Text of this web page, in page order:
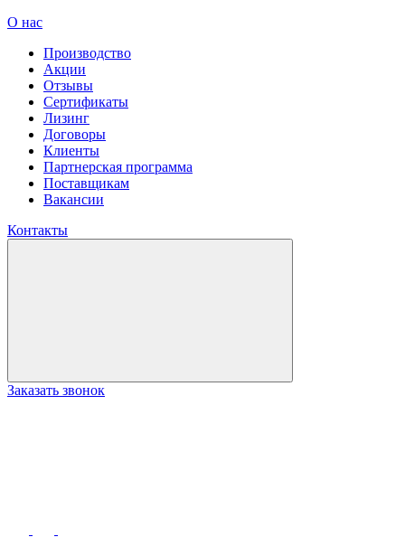
О нас
Производство
Акции
Отзывы
Сертификаты
Лизинг
Договоры
Клиенты
Партнерская программа
Поставщикам
Вакансии
Контакты
Заказать звонок